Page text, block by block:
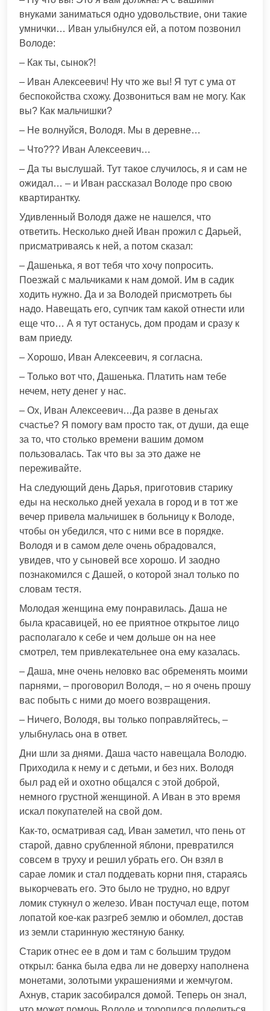
внуками заниматься одно удовольствие, они такие
умнички… Иван улыбнулся ей, а потом позвонил
Володе:
– Как ты, сынок?!
– Иван Алексеевич! Ну что же вы! Я тут с ума от
беспокойства схожу. Дозвониться вам не могу. Как
вы? Как мальчишки?
– Не волнуйся, Володя. Мы в деревне…
– Что??? Иван Алексеевич…
– Да ты выслушай. Тут такое случилось, я и сам не
ожидал… – и Иван рассказал Володе про свою
квартирантку.
Удивленный Володя даже не нашелся, что
ответить. Несколько дней Иван прожил с Дарьей,
присматриваясь к ней, а потом сказал:
– Дашенька, я вот тебя что хочу попросить.
Поезжай с мальчиками к нам домой. Им в садик
ходить нужно. Да и за Володей присмотреть бы
надо. Навещать его, супчик там какой отнести или
еще что… А я тут останусь, дом продам и сразу к
вам приеду.
– Хорошо, Иван Алексеевич, я согласна.
– Только вот что, Дашенька. Платить нам тебе
нечем, нету денег у нас.
– Ох, Иван Алексеевич…Да разве в деньгах
счастье? Я помогу вам просто так, от души, да еще
за то, что столько времени вашим домом
пользовалась. Так что вы за это даже не
переживайте.
На следующий день Дарья, приготовив старику
еды на несколько дней уехала в город и в тот же
вечер привела мальчишек в больницу к Володе,
чтобы он убедился, что с ними все в порядке.
Володя и в самом деле очень обрадовался,
увидев, что у сыновей все хорошо. И заодно
познакомился с Дашей, о которой знал только по
словам тестя.
Молодая женщина ему понравилась. Даша не
была красавицей, но ее приятное открытое лицо
располагало к себе и чем дольше он на нее
смотрел, тем привлекательнее она ему казалась.
– Даша, мне очень неловко вас обременять моими
парнями, – проговорил Володя, – но я очень прошу
вас побыть с ними до моего возвращения.
– Ничего, Володя, вы только поправляйтесь, –
улыбнулась она в ответ.
Дни шли за днями. Даша часто навещала Володю.
Приходила к нему и с детьми, и без них. Володя
был рад ей и охотно общался с этой доброй,
немного грустной женщиной. А Иван в это время
искал покупателей на свой дом.
Как-то, осматривая сад, Иван заметил, что пень от
старой, давно срубленной яблони, превратился
совсем в труху и решил убрать его. Он взял в
сарае ломик и стал поддевать корни пня, стараясь
выкорчевать его. Это было не трудно, но вдруг
ломик стукнул о железо. Иван постучал еще, потом
лопатой кое-как разгреб землю и обомлел, достав
из земли старинную жестяную банку.
Старик отнес ее в дом и там с большим трудом
открыл: банка была едва ли не доверху наполнена
монетами, золотыми украшениями и жемчугом.
Ахнув, старик засобирался домой. Теперь он знал,